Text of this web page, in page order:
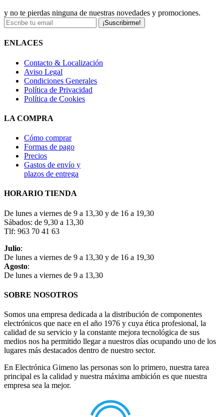
y no te pierdas ninguna de nuestras novedades y promociones.
¡Suscribirme!
ENLACES
Contacto & Localización
Aviso Legal
Condiciones Generales
Política de Privacidad
Política de Cookies
LA COMPRA
Cómo comprar
Formas de pago
Precios
Gastos de envío y
plazos de entrega
HORARIO TIENDA
De lunes a viernes de 9 a 13,30 y de 16 a 19,30
Sábados: de 9,30 a 13,30
Tlf: 963 70 41 63
Julio:
De lunes a viernes de 9 a 13,30 y de 16 a 19,30
Agosto:
De lunes a viernes de 9 a 13,30
SOBRE NOSOTROS
Somos una empresa dedicada a la distribución de componentes
electrónicos que nace en el año 1976 y cuya ética profesional, la
calidad de su servicio y la constante mejora tecnológica de sus
medios nos ha permitido llegar a nuestros días ocupando uno de los
lugares más destacados dentro de nuestro sector.
En Electrónica Gimeno las personas son lo primero, nuestra tarea
principal es la calidad y nuestra máxima ambición es que nuestra
empresa sea la mejor.